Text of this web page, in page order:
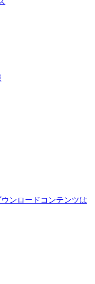
ンロードコンテンツは